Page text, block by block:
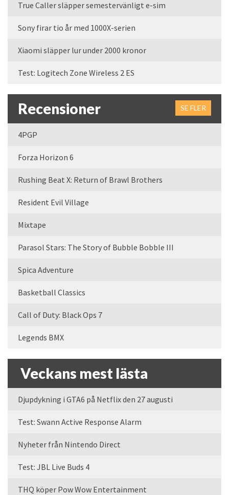
True Caller släpper semestervänligt e-sim
Sony firar tio år med 1000X-serien
Xiaomi släpper lur under 2000 kronor
Test: Logitech Zone Wireless 2 ES
Recensioner SE FLER
4PGP
Forza Horizon 6
Rushing Beat X: Return of Brawl Brothers
Resident Evil Village
Mixtape
Parasol Stars: The Story of Bubble Bobble III
Spica Adventure
Basketball Classics
Call of Duty: Black Ops 7
Legends BMX
Veckans mest lästa
Djupdykning i GTA6 på Netflix den 27 augusti
Test: Swann Active Response Alarm
Nyheter från Nintendo Direct
Test: JBL Live Buds 4
THQ köper Pow Wow Entertainment